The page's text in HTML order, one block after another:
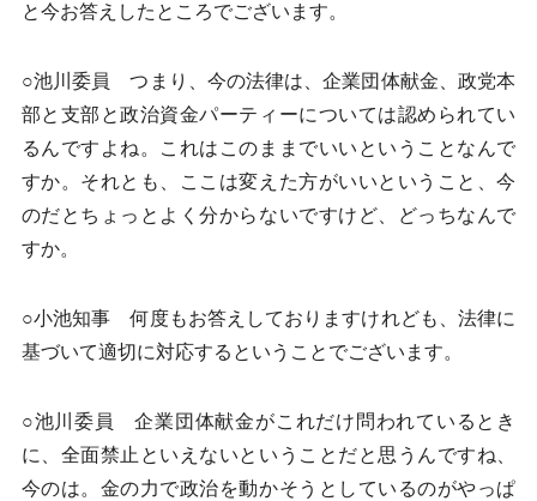
と今お答えしたところでございます。
○池川委員 つまり、今の法律は、企業団体献金、政党本
部と支部と政治資金パーティーについては認められてい
るんですよね。これはこのままでいいということなんで
すか。それとも、ここは変えた方がいいということ、今
のだとちょっとよく分からないですけど、どっちなんで
すか。
○小池知事 何度もお答えしておりますけれども、法律に
基づいて適切に対応するということでございます。
○池川委員 企業団体献金がこれだけ問われているとき
に、全面禁止といえないということだと思うんですね、
今のは。金の力で政治を動かそうとしているのがやっぱ